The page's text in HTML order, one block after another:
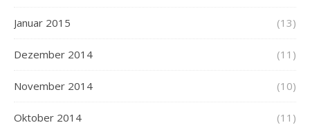
Januar 2015 (13)
Dezember 2014 (11)
November 2014 (10)
Oktober 2014 (11)